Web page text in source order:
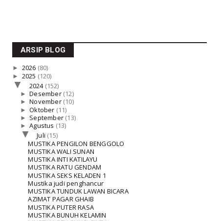
ARSIP BLOG
► 2026 (80)
► 2025 (120)
▼ 2024 (152)
►Desember (12)
►November (10)
►Oktober (11)
► September (13)
►Agustus (13)
▼Juli (15)
MUSTIKA PENGILON BENGGOLO
MUSTIKA WALI SUNAN
MUSTIKA INTI KATILAYU
MUSTIKA RATU GENDAM
MUSTIKA SEKS KELADEN 1
Mustika judi penghancur
MUSTIKA TUNDUK LAWAN BICARA
AZIMAT PAGAR GHAIB
MUSTIKA PUTER RASA
MUSTIKA BUNUH KELAMIN